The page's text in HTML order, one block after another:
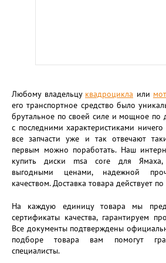
Любому владельцу квадроцикла или
его транспортное средство было
брутальное по своей силе и мощное по
с последними характеристиками
все запчасти уже и так отвечают
первым можно поработать. Наш
купить диски msa core для Ямаха,
выгодными ценами, надежной
качеством. Доставка товара действует
На каждую единицу товара мы
сертификаты качества, гарантируем
Все документы подтверждены
подборе товара вам помогут
специалисты.